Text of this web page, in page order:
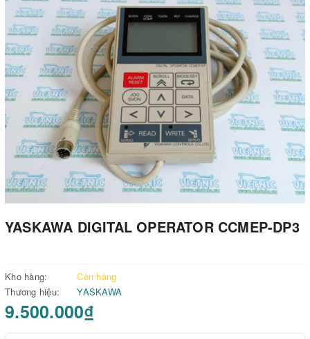
YASKAWA DIGITAL OPERATOR CCMEP-DP3
Kho hàng:
Còn hàng
Thương hiệu:
YASKAWA
9.500.000₫